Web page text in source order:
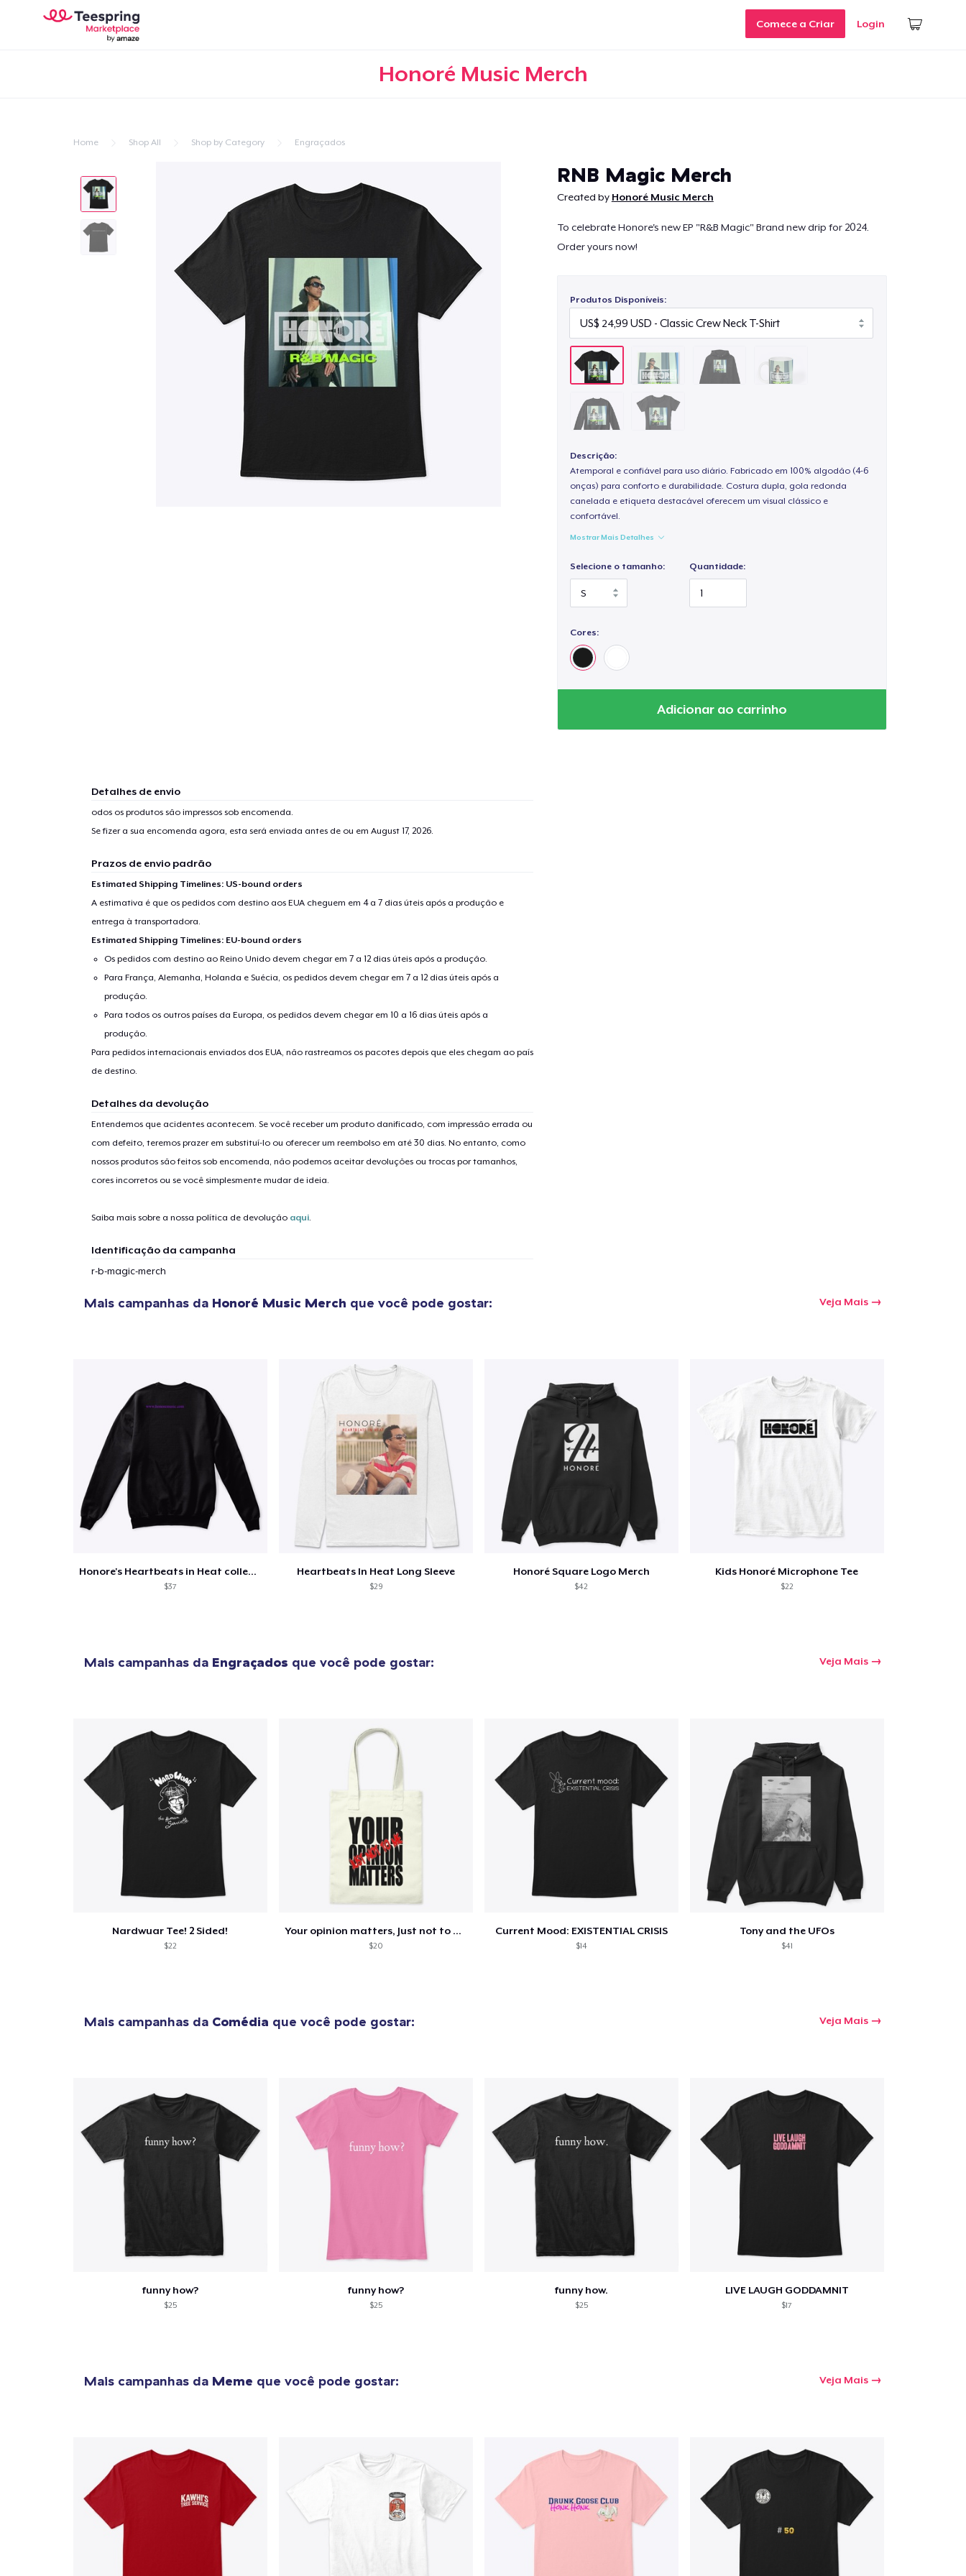
Comece a Criar Login
Honoré Music Merch
Home Shop All Shop by Category Engraçados
RNB Magic Merch
Created by Honoré Music Merch
To celebrate Honore's new EP "R&B Magic" Brand new drip for 2024.
Order yours now!
Produtos Disponíveis:
Descrição:
Atemporal e confiável para uso diário. Fabricado em 100% algodão (4-6
onças) para conforto e durabilidade. Costura dupla, gola redonda
canelada e etiqueta destacável oferecem um visual clássico e
confortável.
Mostrar Mais Detalhes
Selecione o tamanho: Quantidade:
Cores:
Adicionar ao carrinho
Detalhes de envio
odos os produtos são impressos sob encomenda.
Se fizer a sua encomenda agora, esta será enviada antes de ou em August 17, 2026.
Prazos de envio padrão
Estimated Shipping Timelines: US-bound orders
A estimativa é que os pedidos com destino aos EUA cheguem em 4 a 7 dias úteis após a produção e
entrega à transportadora.
Estimated Shipping Timelines: EU-bound orders
Os pedidos com destino ao Reino Unido devem chegar em 7 a 12 dias úteis após a produção.
Para França, Alemanha, Holanda e Suécia, os pedidos devem chegar em 7 a 12 dias úteis após a
produção.
Para todos os outros países da Europa, os pedidos devem chegar em 10 a 16 dias úteis após a
produção.
Para pedidos internacionais enviados dos EUA, não rastreamos os pacotes depois que eles chegam ao país
de destino.
Detalhes da devolução
Entendemos que acidentes acontecem. Se você receber um produto danificado, com impressão errada ou
com defeito, teremos prazer em substituí-lo ou oferecer um reembolso em até 30 dias. No entanto, como
nossos produtos são feitos sob encomenda, não podemos aceitar devoluções ou trocas por tamanhos,
cores incorretos ou se você simplesmente mudar de ideia.
Saiba mais sobre a nossa política de devolução aqui.
Identificação da campanha
r-b-magic-merch
Mais campanhas da Honoré Music Merch que você pode gostar: Veja Mais
Honore's Heartbeats in Heat collection
$37
Heartbeats In Heat Long Sleeve
$29
Honoré Square Logo Merch
$42
Kids Honoré Microphone Tee
$22
Mais campanhas da Engraçados que você pode gostar: Veja Mais
Nardwuar Tee! 2 Sided!
$22
Your opinion matters, Just not to me!
$20
Current Mood: EXISTENTIAL CRISIS
$14
Tony and the UFOs
$41
Mais campanhas da Comédia que você pode gostar: Veja Mais
funny how?
$25
funny how?
$25
funny how.
$25
LIVE LAUGH GODDAMNIT
$17
Mais campanhas da Meme que você pode gostar: Veja Mais
1artigo adicionado ao
Seguir para a Finalização da
Compra
Continuar Comprando
Classic Crew Neck T-Shirt
US$ 24,99
Die Cut Sticker
Unisex Premium Pullover Hoodie
US$ 47,99
Women's Comfort Tee